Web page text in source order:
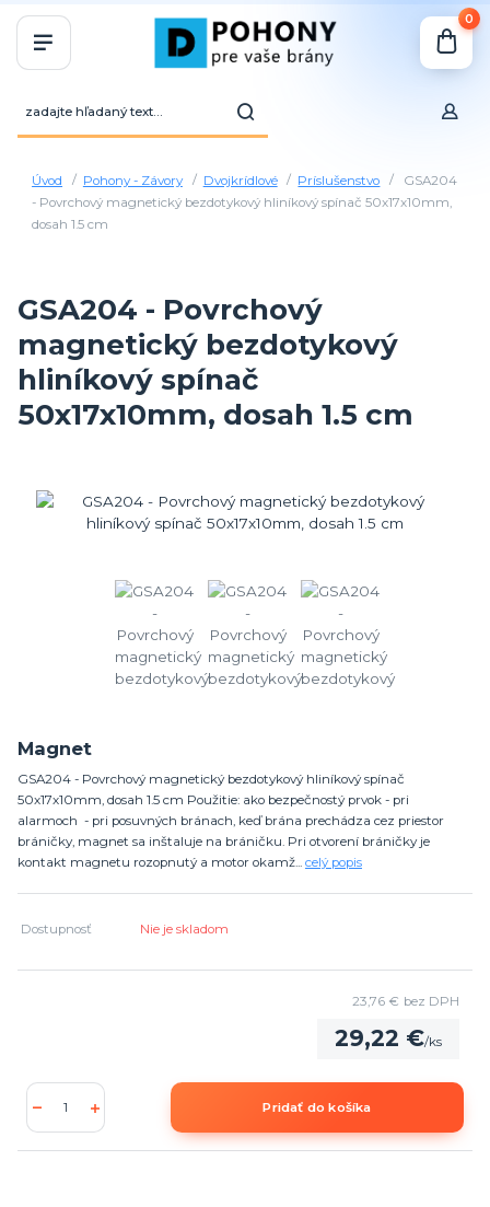
0
Úvod Pohony - Závory Dvojkrídlové Príslušenstvo
GSA204
- Povrchový magnetický bezdotykový hliníkový spínač 50x17x10mm,
dosah 1.5 cm
GSA204 - Povrchový
magnetický bezdotykový
hliníkový spínač
50x17x10mm, dosah 1.5 cm
Magnet
GSA204 - Povrchový magnetický bezdotykový hliníkový spínač
50x17x10mm, dosah 1.5 cm Použitie: ako bezpečnostý prvok - pri
alarmoch - pri posuvných bránach, keď brána prechádza cez priestor
bráničky, magnet sa inštaluje na bráničku. Pri otvorení bráničky je
kontakt magnetu rozopnutý a motor okamž... celý popis
Dostupnosť Nie je skladom
29,22 €/ks
23,76 € bez DPH
Pridať do košíka